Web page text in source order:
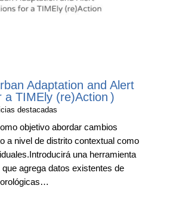
Adaptation and Alert
a TIMEly (re)Action )
destacadas
objetivo abordar cambios
a nivel de distrito contextual como
una herramienta
agrega datos existentes de